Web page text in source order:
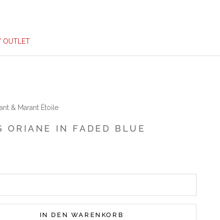
OUTLET
& Marant Étoile
ORIANE IN FADED BLUE
IN DEN WARENKORB